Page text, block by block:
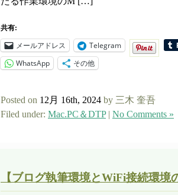
共有:
メールアドレス Telegram
WhatsApp
その他
Posted on 12月 16th, 2024 by 三木 奎吾
Filed under: Mac.PC＆DTP| No Comments »
【ブログ執筆環境とWiFi接続環境